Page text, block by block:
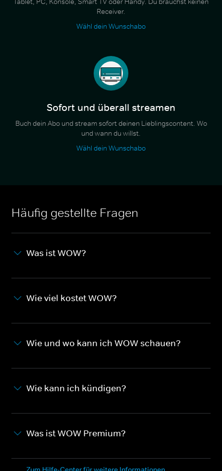
Receiver.
Wähl dein Wunschabo
Sofort und überall streamen
Buch dein Abo und stream sofort deinen Lieblingscontent. Wo
und wann du willst.
Wähl dein Wunschabo
Häufig gestellte Fragen
Was ist WOW?
Wie viel kostet WOW?
Wie und wo kann ich WOW schauen?
Wie kann ich kündigen?
Was ist WOW Premium?